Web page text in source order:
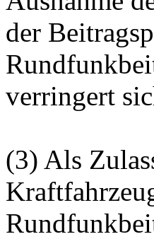
der
verringert
(3) Als